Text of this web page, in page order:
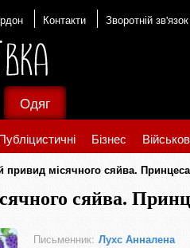
Контакти Зворотній зв'язок
Бізнес
Одяг
привид місячного сяйва. Принцеса
сяйва.
Письменник: Лухс Анналена